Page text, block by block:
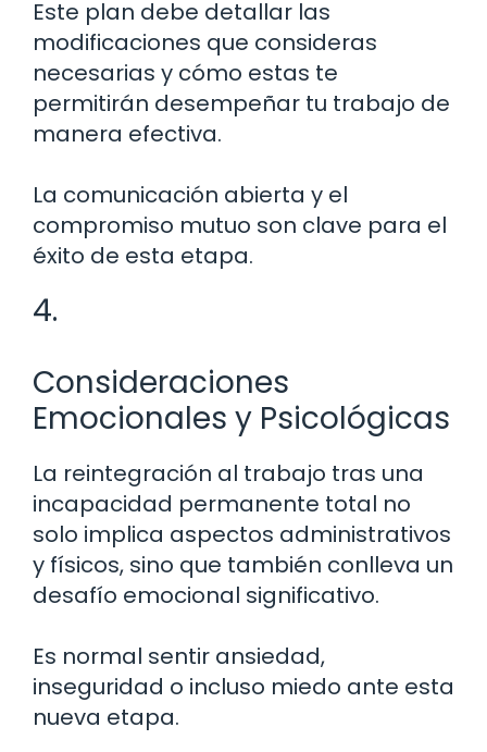
Este plan debe detallar las
modificaciones que consideras
necesarias y cómo estas te
permitirán desempeñar tu trabajo de
manera efectiva.
La comunicación abierta y el
compromiso mutuo son clave para el
éxito de esta etapa.
4.
Consideraciones
Emocionales y Psicológicas
La reintegración al trabajo tras una
incapacidad permanente total no
solo implica aspectos administrativos
y físicos, sino que también conlleva un
desafío emocional significativo.
Es normal sentir ansiedad,
inseguridad o incluso miedo ante esta
nueva etapa.